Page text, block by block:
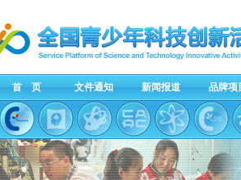
首 页 文件通知 新闻报道 品牌项